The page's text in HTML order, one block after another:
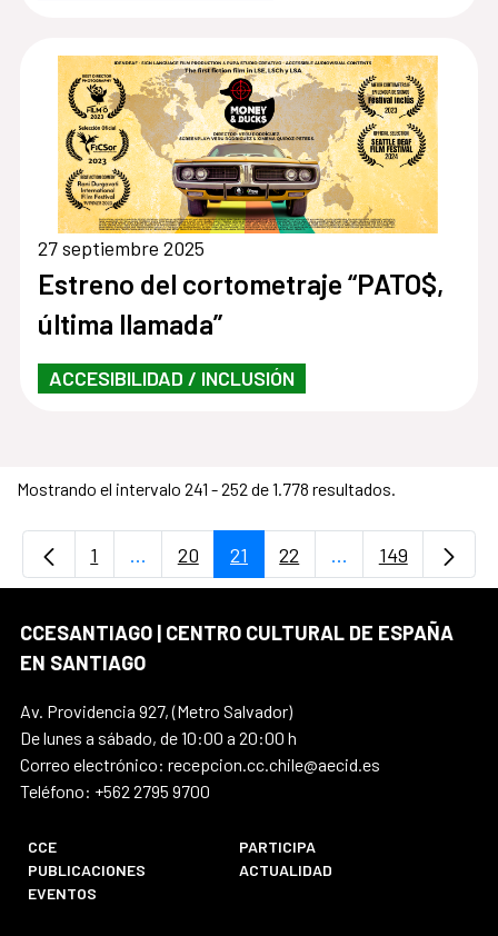
27 septiembre 2025
Estreno del cortometraje “PATO$,
última llamada”
ACCESIBILIDAD / INCLUSIÓN
Mostrando el intervalo 241 - 252 de 1.778 resultados.
Página
1 ...Páginas intermedias Use TAB para
Página
20 Página
21 Página
22 ...PáginasPágina
149
CCESANTIAGO | CENTRO CULTURAL DE ESPAÑA
EN SANTIAGO
Av. Providencia 927, (Metro Salvador)
De lunes a sábado, de 10:00 a 20:00 h
Correo electrónico: recepcion.cc.chile@aecid.es
Teléfono: +562 2795 9700
CCE
PARTICIPA
PUBLICACIONES
ACTUALIDAD
EVENTOS